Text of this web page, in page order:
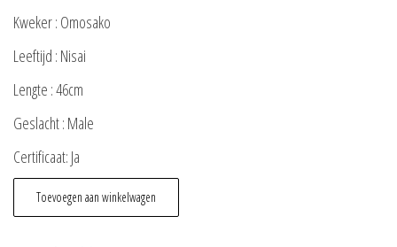
Kweker : Omosako
Leeftijd : Nisai
Lengte : 46cm
Geslacht : Male
Certificaat: Ja
Tancho
Toevoegen aan winkelwagen